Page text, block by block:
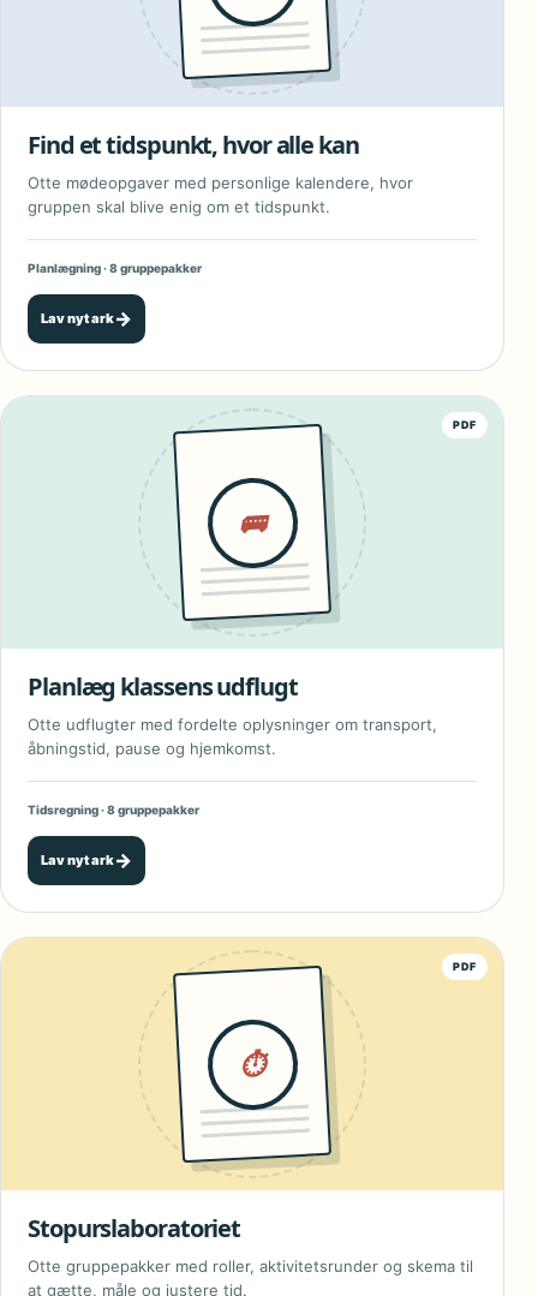
Find et tidspunkt, hvor alle kan
Otte mødeopgaver med personlige kalendere, hvor
gruppen skal blive enig om et tidspunkt.
Planlægning · 8 gruppepakker
Lav nyt ark→
PDF
🚌
Planlæg klassens udflugt
Otte udflugter med fordelte oplysninger om transport,
åbningstid, pause og hjemkomst.
Tidsregning · 8 gruppepakker
Lav nyt ark→
PDF
⏱
Stopurslaboratoriet
Otte gruppepakker med roller, aktivitetsrunder og skema til
at gætte, måle og justere tid.